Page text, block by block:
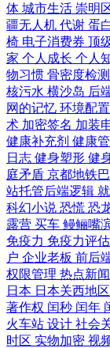
体 城市生活 崇明
疆无人机 代谢 蛋
椅 电子消费券 顶
家 个人成长 个人
物习惯 骨密度检测
核污水 横沙岛 后
网的记忆 环境配
术 加密签名 加装
健康补充剂 健康
日志 健身塑形 健
庭矛盾 京都地铁
站托管后端逻辑
科幻小说 恐慌 恐
露营 买车 鳗鲡嘴
免疫力 免疫力评估
户 企业老板 前后
权限管理 热点新闻
日本 日本关西地
著作权 闰秒 闰年
火车站 设计 社会
时区 实物加密 视